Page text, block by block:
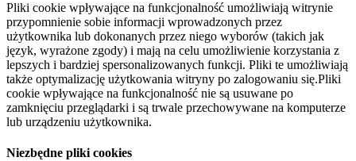
Pliki cookie wpływające na funkcjonalność umożliwiają witrynie
przypomnienie sobie informacji wprowadzonych przez
użytkownika lub dokonanych przez niego wyborów (takich jak
język, wyrażone zgody) i mają na celu umożliwienie korzystania z
lepszych i bardziej spersonalizowanych funkcji. Pliki te umożliwiają
także optymalizację użytkowania witryny po zalogowaniu się.Pliki
cookie wpływające na funkcjonalność nie są usuwane po
zamknięciu przeglądarki i są trwale przechowywane na komputerze
lub urządzeniu użytkownika.
Niezbędne pliki cookies